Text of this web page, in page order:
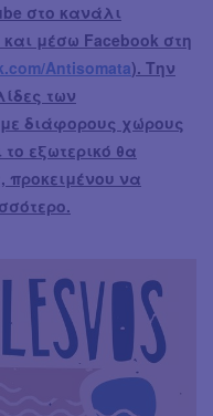
στο κανάλι
και μέσω Facebook στη
Antisomata). Την
των
διάφορους χώρους
εξωτερικό θα
προκειμένου να